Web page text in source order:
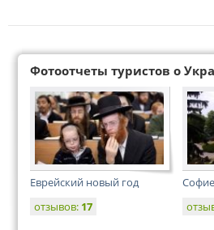
Фотоотчеты туристов о
Еврейский новый год
отзывов: 17